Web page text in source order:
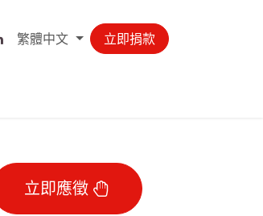
繁體中文 立即捐款
立即應徵